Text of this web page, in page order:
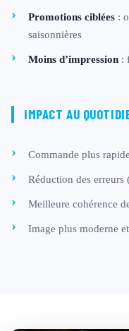
Promotions ciblées :
saisonnières
Moins d’impression :
IMPACT AU
Commande plus
Réduction des
Meilleure cohérence
Image plus moderne